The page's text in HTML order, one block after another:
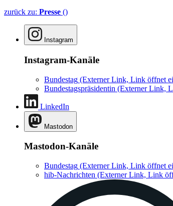
zurück zu: Presse ()
Instagram
Instagram-Kanäle
Bundestag (Externer Link, Link öffnet
Bundestagspräsidentin (Externer Link,
LinkedIn
Mastodon
Mastodon-Kanäle
Bundestag (Externer Link, Link öffnet
hib-Nachrichten (Externer Link, Link